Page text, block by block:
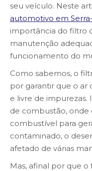
seu veículo. Neste
automotivo em
importância do filtro
manutenção
funcionamento do
Como sabemos, o
por garantir que o ar
e livre de impurezas.
de combustão, onde
combustível para
contaminado, o
afetado de várias
Mas, afinal por que